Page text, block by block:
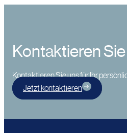
Kontaktieren
Kontaktieren Sie uns für Ihr
Jetzt kontaktieren